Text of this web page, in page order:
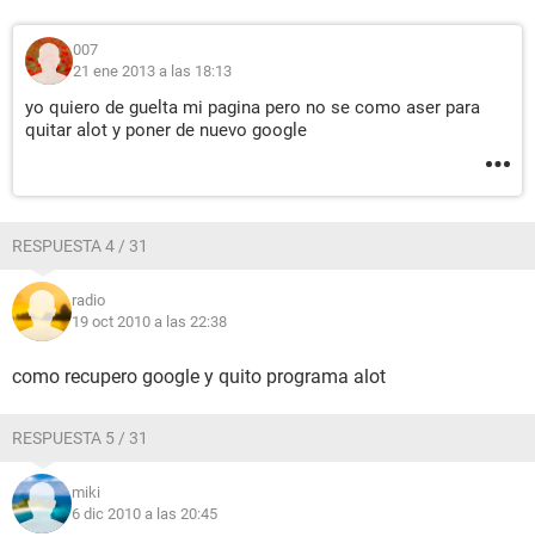
007
21 ene 2013 a las 18:13
yo quiero de guelta mi pagina pero no se como aser para
quitar alot y poner de nuevo google
RESPUESTA 4 / 31
radio
19 oct 2010 a las 22:38
como recupero google y quito programa alot
RESPUESTA 5 / 31
miki
6 dic 2010 a las 20:45